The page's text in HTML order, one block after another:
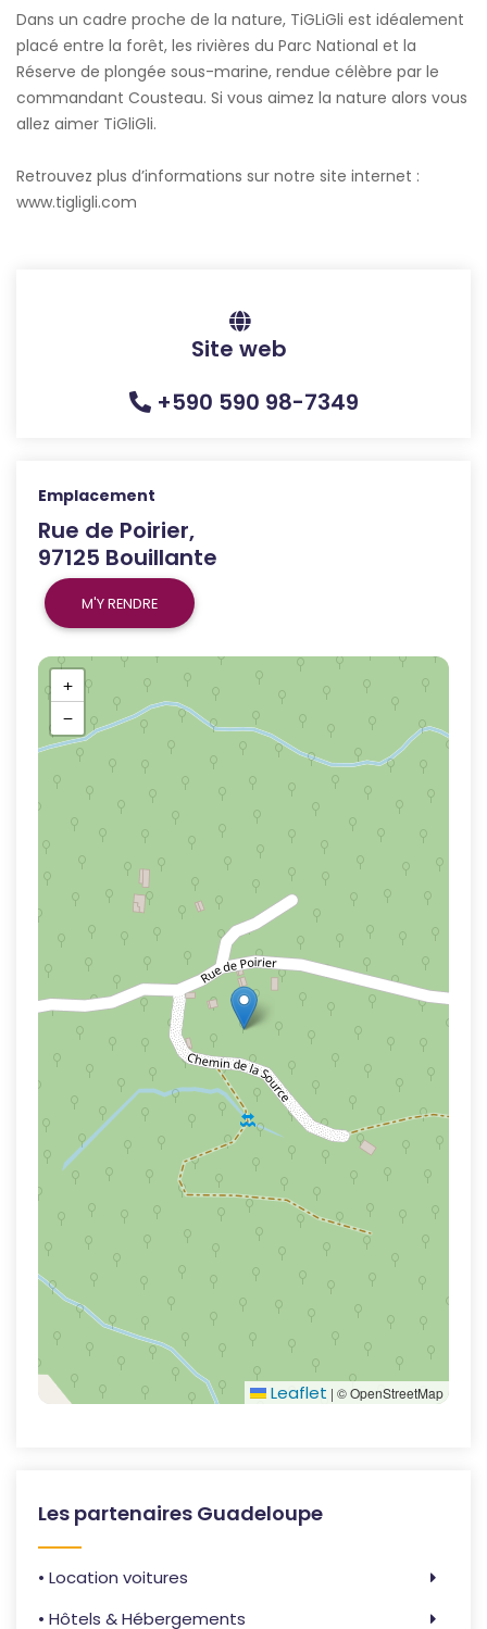
Dans un cadre proche de la nature, TiGLiGli est idéalement
placé entre la forêt, les rivières du Parc National et la
Réserve de plongée sous-marine, rendue célèbre par le
commandant Cousteau. Si vous aimez la nature alors vous
allez aimer TiGliGli.
Retrouvez plus d’informations sur notre site internet :
www.tigligli.com
Site web
+590 590 98-7349
Emplacement
Rue de Poirier,
97125 Bouillante
M'Y RENDRE
+
−
Leaflet | © OpenStreetMap
Les partenaires Guadeloupe
• Location voitures
• Hôtels & Hébergements